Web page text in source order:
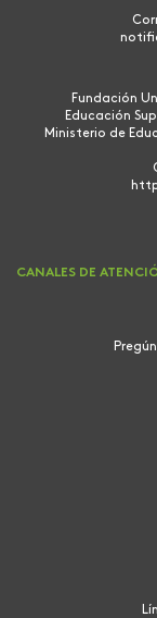
Fundación
Educación
Ministerio de
CANALES DE